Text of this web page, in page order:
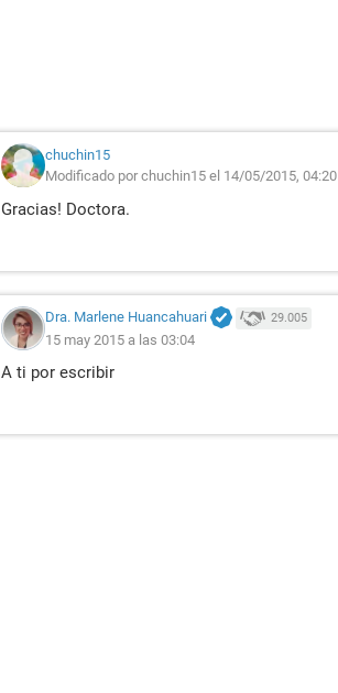
chuchin15
Modificado por chuchin15 el 14/05/2015, 04:20
Gracias! Doctora.
Dra. Marlene Huancahuari 29.005
15 may 2015 a las 03:04
A ti por escribir